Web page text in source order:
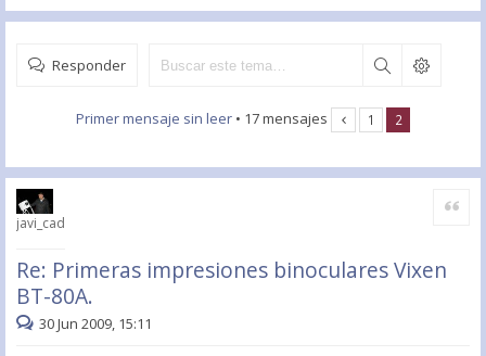
Responder
Primer mensaje sin leer • 17 mensajes 1 2
javi_cad
Re: Primeras impresiones binoculares Vixen
BT-80A.
Citar
30 Jun 2009, 15:11